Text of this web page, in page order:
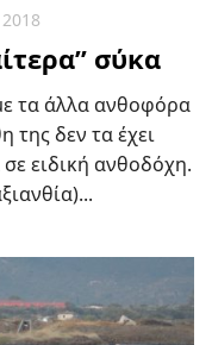
σύκα
τα άλλα ανθοφόρα
της δεν τα έχει
ειδική ανθοδόχη.